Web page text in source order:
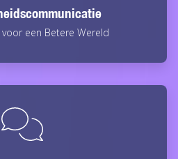
een Betere Wereld